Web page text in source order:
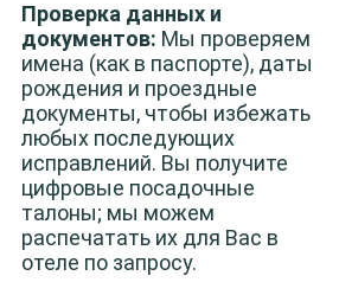
Проверка данных и
документов: Мы проверяем
имена (как в паспорте), даты
рождения и проездные
документы, чтобы избежать
любых последующих
исправлений. Вы получите
цифровые посадочные
талоны; мы можем
распечатать их для Вас в
отеле по запросу.